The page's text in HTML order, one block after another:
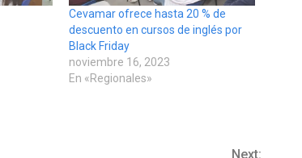
Cevamar ofrece hasta 20 % de
descuento en cursos de inglés por
Black Friday
noviembre 16, 2023
En «Regionales»
Next: